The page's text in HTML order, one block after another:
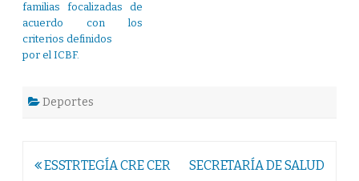
familias focalizadas de
acuerdo con los
criterios definidos
por el ICBF.
Deportes
Navegación
ESSTRTEGÍA CRE CER
SECRETARÍA DE SALUD